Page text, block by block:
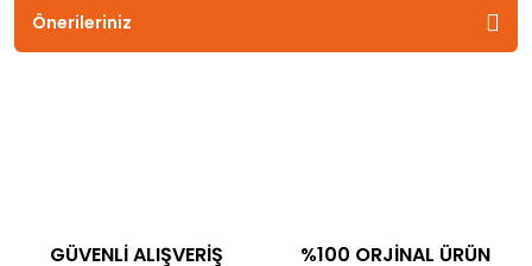
Önerileriniz
GÜVENLİ ALIŞVERİŞ %100 ORJİNAL ÜRÜN